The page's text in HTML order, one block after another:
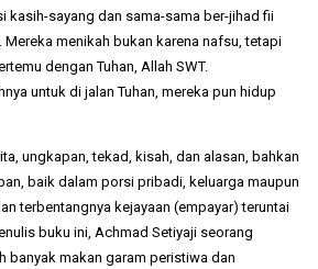
kasih-sayang dan sama-sama ber-jihad fii
menikah bukan karena nafsu, tetapi
dengan Tuhan, Allah SWT.
untuk di jalan Tuhan, mereka pun hidup
ungkapan, tekad, kisah, dan alasan, bahkan
baik dalam porsi pribadi, keluarga maupun
terbentangnya kejayaan (empayar) teruntai
buku ini, Achmad Setiyaji seorang
banyak makan garam peristiwa dan